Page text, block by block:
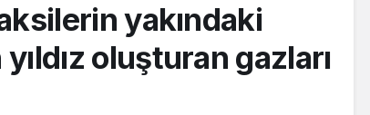
yakındaki
oluşturan gazları